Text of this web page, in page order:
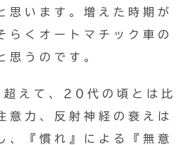
思います。増えた時期が
らくオートマチック車の
思うのです。
えて、20代の頃とは比
意力、反射神経の衰えは
、『慣れ』による『無意